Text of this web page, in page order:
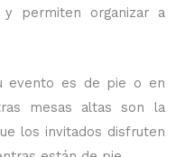
y permiten organizar a
evento es de pie o en
mesas altas son la
los invitados disfruten